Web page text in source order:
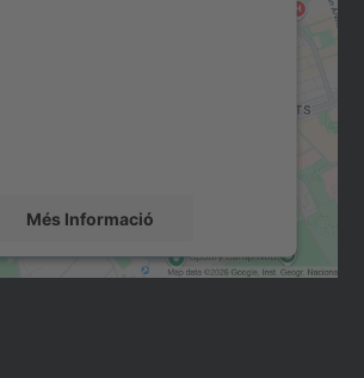
Més Informació
Accepta
by